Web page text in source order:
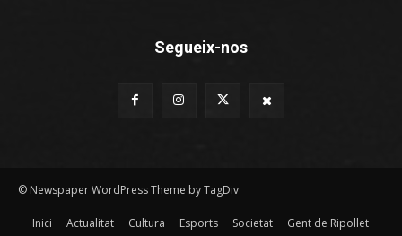
Segueix-nos
© Newspaper WordPress Theme by TagDiv
Inici Actualitat Cultura Esports Societat
Gent de Ripollet